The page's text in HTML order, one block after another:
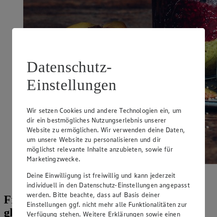
Trifle.
Frühstück und Snacks vegan und
glutenfrei zubereiten
Datenschutz-
Einstellungen
Wir setzen Cookies und andere Technologien ein, um
dir ein bestmögliches Nutzungserlebnis unserer
Website zu ermöglichen. Wir verwenden deine Daten,
um unsere Website zu personalisieren und dir
möglichst relevante Inhalte anzubieten, sowie für
Marketingzwecke.
Deine Einwilligung ist freiwillig und kann jederzeit
individuell in den Datenschutz-Einstellungen angepasst
werden. Bitte beachte, dass auf Basis deiner
Einstellungen ggf. nicht mehr alle Funktionalitäten zur
Verfügung stehen. Weitere Erklärungen sowie einen